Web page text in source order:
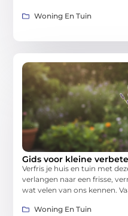
Woning En Tuin
Gids voor kleine
Verfris je huis en tuin met
verlangen naar een frisse,
wat velen van ons kennen.
Woning En Tuin